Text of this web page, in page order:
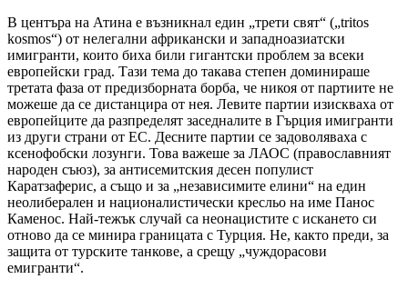
В центъра на Атина е възникнал един „трети свят“ („tritos
kosmos“) от нелегални африкански и западноазиатски
имигранти, които биха били гигантски проблем за всеки
европейски град. Тази тема до такава степен доминираше
третата фаза от предизборната борба, че никоя от партиите не
можеше да се дистанцира от нея. Левите партии изискваха от
европейците да разпределят заседналите в Гърция имигранти
из други страни от ЕС. Десните партии се задоволяваха с
ксенофобски лозунги. Това важеше за ЛАОС (православният
народен съюз), за антисемитския десен популист
Каратзаферис, а също и за „независимите елини“ на един
неолиберален и националистически кресльо на име Панос
Каменос. Най-тежък случай са неонацистите с искането си
отново да се минира границата с Турция. Не, както преди, за
защита от турските танкове, а срещу „чуждорасови
емигранти“.